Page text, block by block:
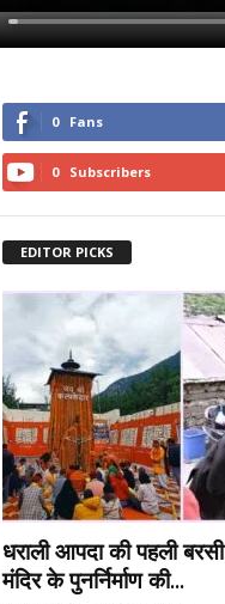
0 Fans
0 Subscribers
EDITOR PICKS
धराली आपदा की पहली
मंदिर के पुनर्निर्माण की...